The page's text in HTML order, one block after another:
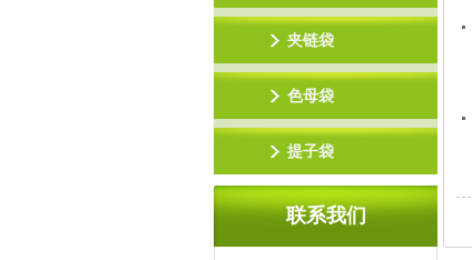
夹链袋
色母袋
提子袋
联系我们